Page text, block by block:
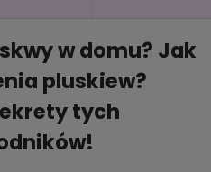
w domu? Jak
pluskiew?
tych